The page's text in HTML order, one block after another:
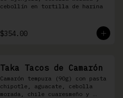
cebollín en tortilla de harina
$354.00
Taka Tacos de Camarón
Camarón tempura (90g) con pasta
chipotle, aguacate, cebolla
morada, chile cuaresmeño y